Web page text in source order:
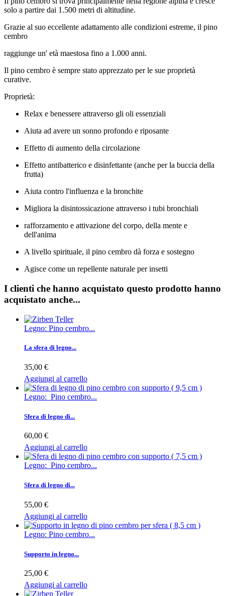
solo a partire dai 1.500 metri di altitudine.
Grazie al suo eccellente adattamento alle condizioni estreme, il pino
cembro
raggiunge un' età maestosa fino a 1.000 anni.
Il pino cembro è sempre stato apprezzato per le sue proprietà
curative.
Proprietà:
Relax e benessere attraverso gli oli essenziali
Aiuta ad avere un sonno profondo e riposante
Effetto di aumento della circolazione
Effetto antibatterico e disinfettante (anche per la buccia della
frutta)
Aiuta contro l'influenza e la bronchite
Migliora la disintossicazione attraverso i tubi bronchiali
rafforzamento e attivazione del corpo, della mente e
dell'anima
A livello spirituale, il pino cembro dà forza e sostegno
Agisce come un repellente naturale per insetti
I clienti che hanno acquistato questo prodotto hanno
acquistato anche...
Legno: Pino cembro...
La sfera di legno...
35,00 €
Aggiungi al carrello
Legno: Pino cembro...
Sfera di legno di...
60,00 €
Aggiungi al carrello
Legno: Pino cembro...
Sfera di legno di...
55,00 €
Aggiungi al carrello
Legno: Pino cembro...
Supporto in legno...
25,00 €
Aggiungi al carrello